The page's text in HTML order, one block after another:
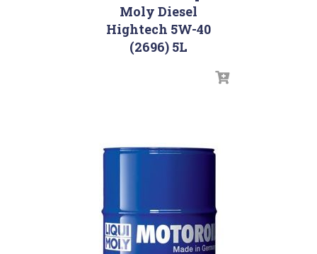
Moly Diesel
Hightech 5W-40
(2696) 5L